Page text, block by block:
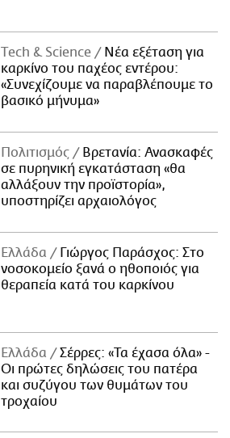
Τech & Science
Νέα εξέταση για
καρκίνο του παχέος εντέρου:
«Συνεχίζουμε να παραβλέπουμε το
βασικό μήνυμα»
Πολιτισμός
Βρετανία: Ανασκαφές
σε πυρηνική εγκατάσταση «θα
αλλάξουν την προϊστορία»,
υποστηρίζει αρχαιολόγος
Ελλάδα
Γιώργος Παράσχος: Στο
νοσοκομείο ξανά ο ηθοποιός για
θεραπεία κατά του καρκίνου
Ελλάδα
Σέρρες: «Τα έχασα όλα» -
Οι πρώτες δηλώσεις του πατέρα
και συζύγου των θυμάτων του
τροχαίου